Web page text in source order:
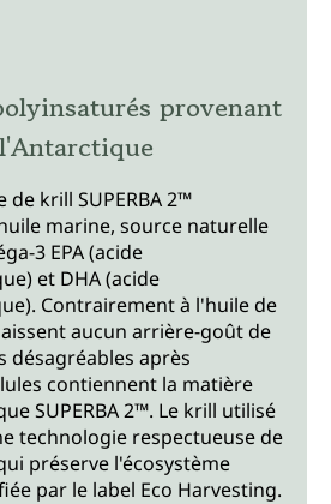
provenant
de krill SUPERBA 2™
marine, source naturelle
3 EPA (acide
et DHA (acide
Contrairement à l'huile de
aucun arrière-goût de
désagréables après
contiennent la matière
SUPERBA 2™. Le krill utilisé
technologie respectueuse de
préserve l'écosystème
par le label Eco Harvesting.